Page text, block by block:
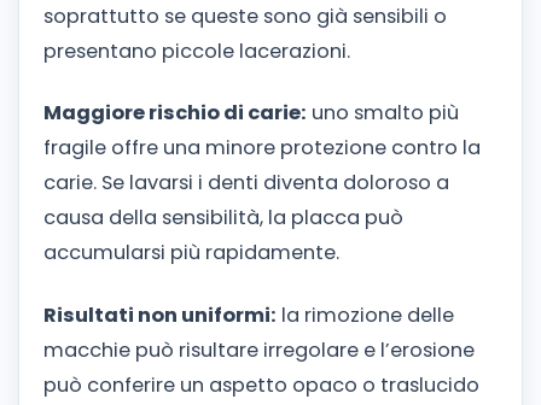
soprattutto se queste sono già sensibili o
presentano piccole lacerazioni.
Maggiore rischio di carie: uno smalto più
fragile offre una minore protezione contro la
carie. Se lavarsi i denti diventa doloroso a
causa della sensibilità, la placca può
accumularsi più rapidamente.
Risultati non uniformi: la rimozione delle
macchie può risultare irregolare e l’erosione
può conferire un aspetto opaco o traslucido